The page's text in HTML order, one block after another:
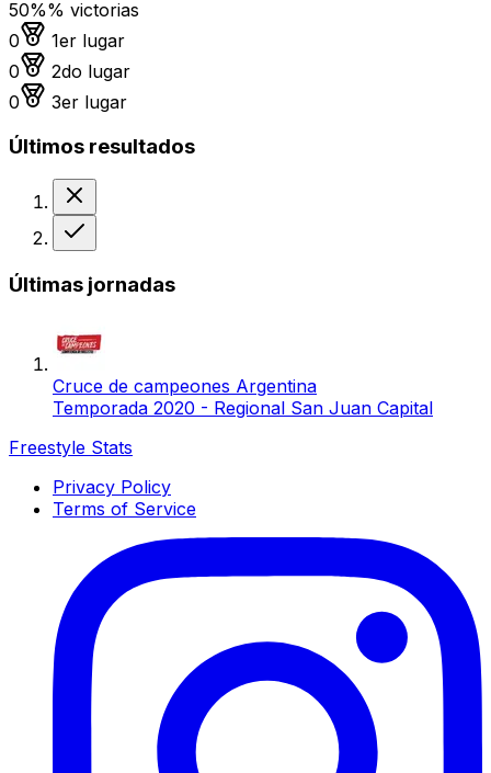
50%% victorias
0
Medalla de oro
1er lugar
0
Medalla de plata
2do lugar
0
Medalla de bronce
3er lugar
Últimos resultados
Últimas jornadas
Cruce de campeones Argentina
Temporada 2020 - Regional San Juan Capital
Freestyle Stats
Privacy Policy
Terms of Service